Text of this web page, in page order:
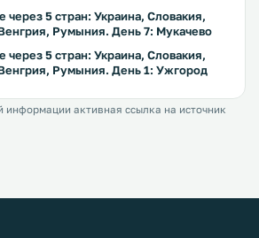
через 5 стран: Украина, Словакия,
Румыния. День 7: Мукачево
через 5 стран: Украина, Словакия,
Румыния. День 1: Ужгород
активная ссылка на источник